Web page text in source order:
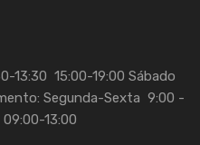
13:30 15:00-19:00 Sábado
Segunda-Sexta 9:00 -
13:00